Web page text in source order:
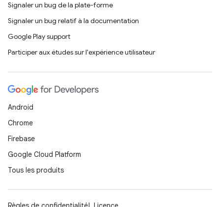
Signaler un bug de la plate-forme
Signaler un bug relatif à la documentation
Google Play support
Participer aux études sur l'expérience utilisateur
Android
Chrome
Firebase
Google Cloud Platform
Tous les produits